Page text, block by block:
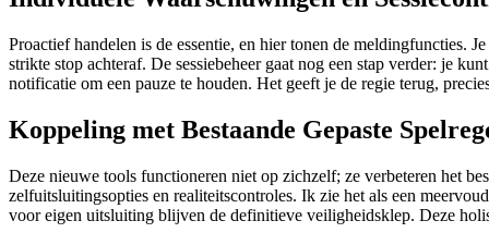
Proactief handelen is de essentie, en hier tonen de meldingfuncties.
strikte stop achteraf. De sessiebeheer gaat nog een stap verder: je
notificatie om een pauze te houden. Het geeft je de regie terug,
Koppeling met Bestaande Gepaste
Deze nieuwe tools functioneren niet op zichzelf; ze verbeteren het
zelfuitsluitingsopties en realiteitscontroles. Ik zie het als een
voor eigen uitsluiting blijven de definitieve veiligheidsklep. Deze